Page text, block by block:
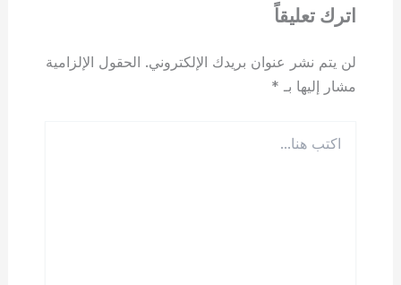
اترك تعليقاً
لن يتم نشر عنوان بريدك الإلكتروني. الحقول الإلزامية
مشار إليها بـ *
هنا...